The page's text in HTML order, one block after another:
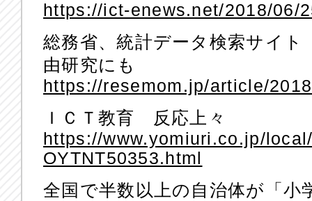
https://ict-enews.net/2018/06/
総務省、統計データ検索サイ
由研究にも
https://resemom.jp/article/
ＩＣＴ教育 反応上々
https://www.yomiuri.co.jp/
OYTNT50353.html
全国で半数以上の自治体が「